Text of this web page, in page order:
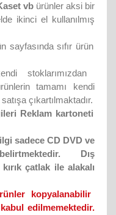
vb ürünler aksi bir
ikinci el kullanılmış
sayfasında sıfır ürün
stoklarımızdan
tamamı kendi
çıkartılmaktadır.
Reklam kartoneti
sadece CD DVD ve
Dış
çatlak ile alakalı
kopyalanabilir
edilmemektedir.